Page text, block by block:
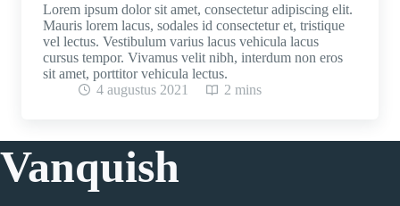
Lorem ipsum dolor sit amet, consectetur adipiscing elit.
Mauris lorem lacus, sodales id consectetur et, tristique
vel lectus. Vestibulum varius lacus vehicula lacus
cursus tempor. Vivamus velit nibh, interdum non eros
sit amet, porttitor vehicula lectus.
4 augustus 2021
2 mins
Vanquish